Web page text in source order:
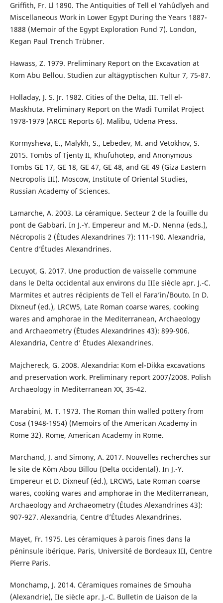
Griffith, Fr. Ll 1890. The Antiquities of Tell el Yahûdîyeh and
Miscellaneous Work in Lower Egypt During the Years 1887-
1888 (Memoir of the Egypt Exploration Fund 7). London,
Kegan Paul Trench Trübner.
Hawass, Z. 1979. Preliminary Report on the Excavation at
Kom Abu Bellou. Studien zur altägyptischen Kultur 7, 75-87.
Holladay, J. S. Jr. 1982. Cities of the Delta, III. Tell el-
Maskhuta. Preliminary Report on the Wadi Tumilat Project
1978-1979 (ARCE Reports 6). Malibu, Udena Press.
Kormysheva, E., Malykh, S., Lebedev, M. and Vetokhov, S.
2015. Tombs of Tjenty II, Khufuhotep, and Anonymous
Tombs GE 17, GE 18, GE 47, GE 48, and GE 49 (Giza Eastern
Necropolis III). Moscow, Institute of Oriental Studies,
Russian Academy of Sciences.
Lamarche, A. 2003. La céramique. Secteur 2 de la fouille du
pont de Gabbari. In J.-Y. Empereur and M.-D. Nenna (eds.),
Nécropolis 2 (Études Alexandrines 7): 111-190. Alexandria,
Centre d’Études Alexandrines.
Lecuyot, G. 2017. Une production de vaisselle commune
dans le Delta occidental aux environs du IIIe siècle apr. J.-C.
Marmites et autres récipients de Tell el Fara’in/Bouto. In D.
Dixneuf (ed.), LRCW5, Late Roman coarse wares, cooking
wares and amphorae in the Mediterranean, Archaeology
and Archaeometry (Études Alexandrines 43): 899-906.
Alexandria, Centre d’ Études Alexandrines.
Majchereck, G. 2008. Alexandria: Kom el-Dikka excavations
and preservation work. Preliminary report 2007/2008. Polish
Archaeology in Mediterranean XX, 35-42.
Marabini, M. T. 1973. The Roman thin walled pottery from
Cosa (1948-1954) (Memoirs of the American Academy in
Rome 32). Rome, American Academy in Rome.
Marchand, J. and Simony, A. 2017. Nouvelles recherches sur
le site de Kôm Abou Billou (Delta occidental). In J.-Y.
Empereur et D. Dixneuf (éd.), LRCW5, Late Roman coarse
wares, cooking wares and amphorae in the Mediterranean,
Archaeology and Archaeometry (Études Alexandrines 43):
907-927. Alexandria, Centre d’Études Alexandrines.
Mayet, Fr. 1975. Les céramiques à parois fines dans la
péninsule ibérique. Paris, Université de Bordeaux III, Centre
Pierre Paris.
Monchamp, J. 2014. Céramiques romaines de Smouha
(Alexandrie), IIe siècle apr. J.-C. Bulletin de Liaison de la